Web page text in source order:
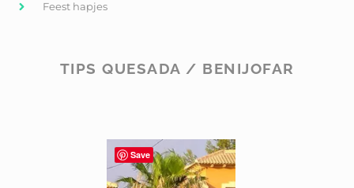
Feest hapjes
TIPS QUESADA / BENIJOFAR
Save